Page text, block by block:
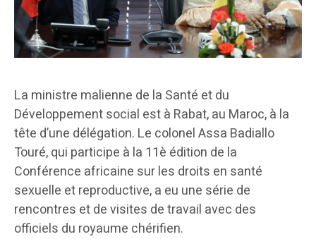
La ministre malienne de la Santé et du
Développement social est à Rabat, au Maroc, à la
tête d’une délégation. Le colonel Assa Badiallo
Touré, qui participe à la 11è édition de la
Conférence africaine sur les droits en santé
sexuelle et reproductive, a eu une série de
rencontres et de visites de travail avec des
officiels du royaume chérifien.